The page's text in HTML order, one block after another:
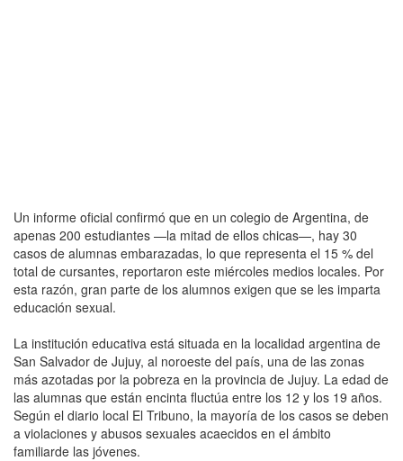
Un informe oficial confirmó que en un colegio de Argentina, de
apenas 200 estudiantes —la mitad de ellos chicas—, hay 30
casos de alumnas embarazadas, lo que representa el 15 % del
total de cursantes, reportaron este miércoles medios locales. Por
esta razón, gran parte de los alumnos exigen que se les imparta
educación sexual.
La institución educativa está situada en la localidad argentina de
San Salvador de Jujuy, al noroeste del país, una de las zonas
más azotadas por la pobreza en la provincia de Jujuy. La edad de
las alumnas que están encinta fluctúa entre los 12 y los 19 años.
Según el diario local El Tribuno, la mayoría de los casos se deben
a violaciones y abusos sexuales acaecidos en el ámbito
familiarde las jóvenes.